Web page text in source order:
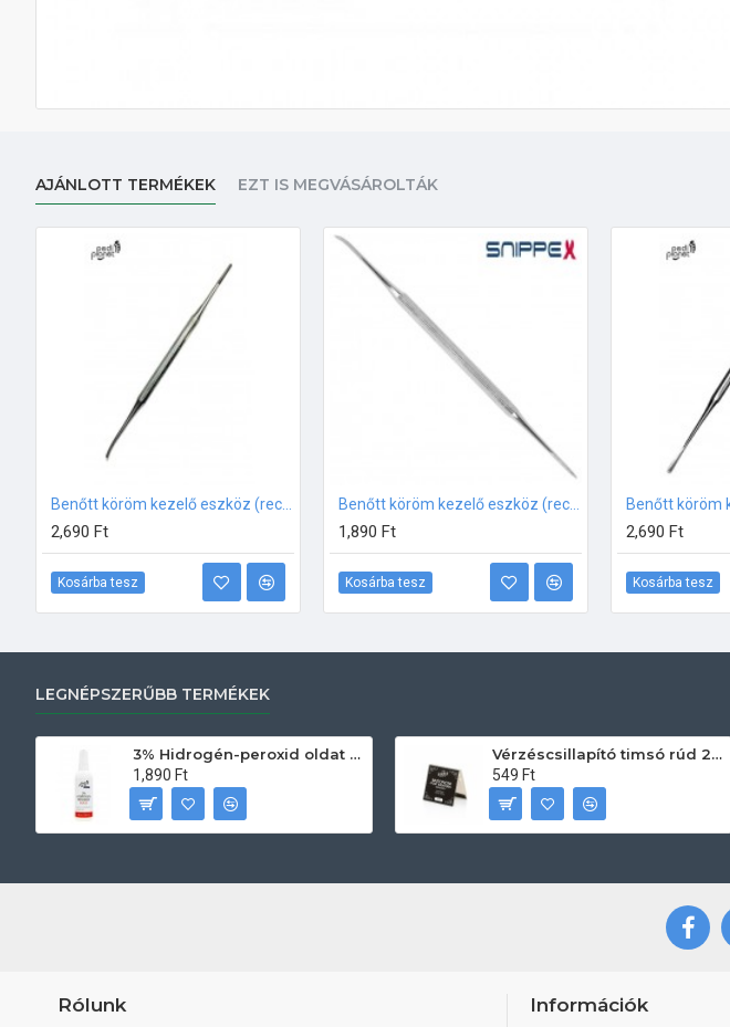
AJÁNLOTT TERMÉKEK EZT IS MEGVÁSÁROLTÁK
2,690 Ft
Kosárba tesz
1,890 Ft
Kosárba tesz
2,690 Ft
Kosárba tesz
LEGNÉPSZERŰBB TERMÉKEK
3% Hidrogén-peroxid oldat (sebfertőtlenítő) 100ml
1,890 Ft
Vérzéscsillapító timsó rúd 20db
549 Ft
Rólunk Információk